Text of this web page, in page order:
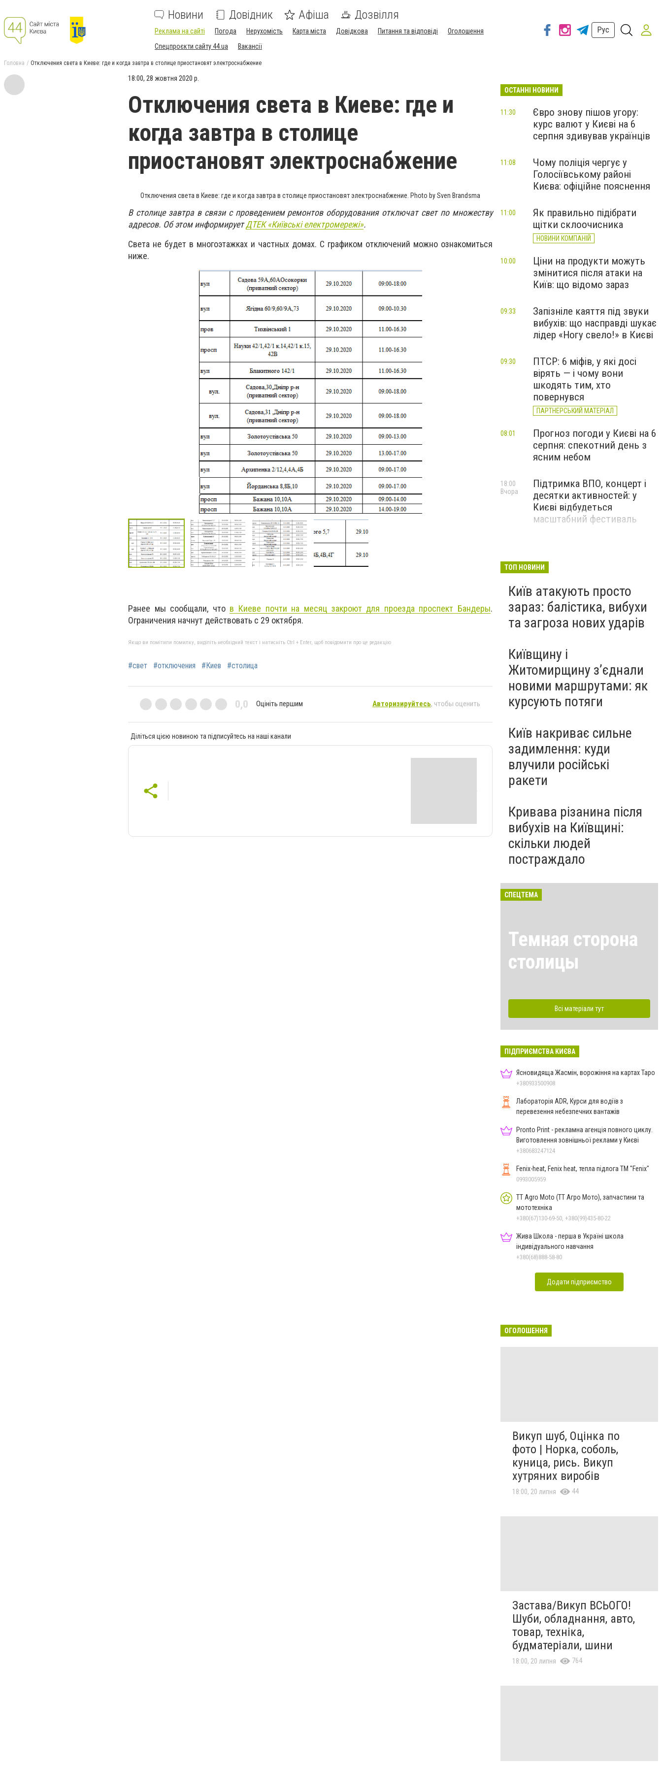
Новини Довідник Афіша Дозвілля
Реклама на сайті Погода Нерухомість Карта міста Довідкова Питання та відповіді
Оголошення
Спецпроєкти сайту 44.ua
Вакансії
Рус
Головна Отключения света в Киеве: где и когда завтра в столице приостановят электроснабжение
18:00, 28 жовтня 2020 р.
Отключения света в Киеве: где и
когда завтра в столице
приостановят электроснабжение
Отключения света в Киеве: где и когда завтра в столице приостановят электроснабжение. Photo by Sven Brandsma
В столице завтра в связи с проведением ремонтов оборудования отключат свет по множеству
адресов. Об этом информируетДТЕК «Київські електромережі».
Света не будет в многоэтажках и частных домах. С графиком отключений можно ознакомиться
ниже.
Ранее мы сообщали, что в Киеве почти на месяц закроют для проезда проспект Бандеры.
Ограничения начнут действовать с 29 октября.
Якщо ви помітили помилку, виділіть необхідний текст і натисніть Ctrl + Enter, щоб повідомити про це редакцію
#свет #отключения #Киев #столица
0,0 Оцініть першим Авторизируйтесь, чтобы оценить
Діліться цією новиною та підписуйтесь на наші канали
ОСТАННІ НОВИНИ
Євро знову пішов угору:
курс валют у Києві на 6
серпня здивував українців
11:30
Чому поліція чергує у
Голосіївському районі
Києва: офіційне пояснення
11:08
Як правильно підібрати
щітки склоочисника
НОВИНИ КОМПАНІЙ
11:00
Ціни на продукти можуть
змінитися після атаки на
Київ: що відомо зараз
10:00
Запізніле каяття під звуки
вибухів: що насправді шукає
лідер «Ногу свело!» в Києві
09:33
ПТСР: 6 міфів, у які досі
вірять — і чому вони
шкодять тим, хто
повернувся
ПАРТНЕРСЬКИЙ МАТЕРІАЛ
09:30
Прогноз погоди у Києві на 6
серпня: спекотний день з
ясним небом
08:01
Підтримка ВПО, концерт і
десятки активностей: у
Києві відбудеться
масштабний фестиваль
18:00
Вчора
ТОП НОВИНИ
Київ атакують просто
зараз: балістика, вибухи
та загроза нових ударів
Київщину і
Житомирщину з’єднали
новими маршрутами: як
курсують потяги
Київ накриває сильне
задимлення: куди
влучили російські
ракети
Кривава різанина після
вибухів на Київщині:
скільки людей
постраждало
СПЕЦТЕМА
Темная сторона
столицы
Всі матеріали тут
ПІДПРИЄМСТВА КИЄВА
Ясновидяща Жасмін, ворожіння на картах Таро
+380933500908
Лабораторія ADR, Курси для водіїв з
перевезення небезпечних вантажів
Pronto Print - рекламна агенція повного циклу.
Виготовлення зовнішньої реклами у Києві
+380683247124
Fenix-heat, Fenix heat, тепла підлога ТМ "Fenix"
0993005959
TT Agro Moto (ТТ Агро Мото), запчастини та
мототехніка
+380(67)130-69-50, +380(99)435-80-22
Жива Школа - перша в Україні школа
індивідуального навчання
+380(68)888-58-80
Додати підприємство
ОГОЛОШЕННЯ
Викуп шуб, Оцінка по
фото | Норка, соболь,
куница, рись. Викуп
хутряних виробів
18:00, 20 липня 44
Застава/Викуп ВСЬОГО!
Шуби, обладнання, авто,
товар, техніка,
будматеріали, шини
18:00, 20 липня 764